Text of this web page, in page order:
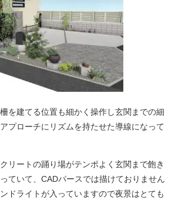
を建てる位置も細かく操作し玄関までの細
プローチにリズムを持たせた導線になって
リートの踊り場がテンポよく玄関まで飽き
ていて、CADパースでは描けておりません
ドライトが入っていますので夜景はとても